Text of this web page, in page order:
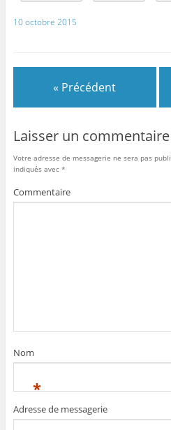
10 octobre 2015
« Précédent
Laisser un commentaire
Votre adresse de messagerie ne sera pas
indiqués avec *
Commentaire
Nom
*
Adresse de messagerie